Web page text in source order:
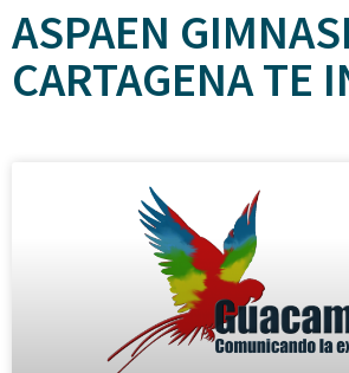
ASPAEN
CARTAGENA TE